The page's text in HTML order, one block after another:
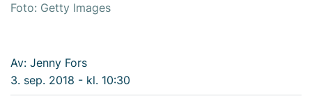
Foto: Getty Images
Av: Jenny Fors
3. sep. 2018 - kl. 10:30